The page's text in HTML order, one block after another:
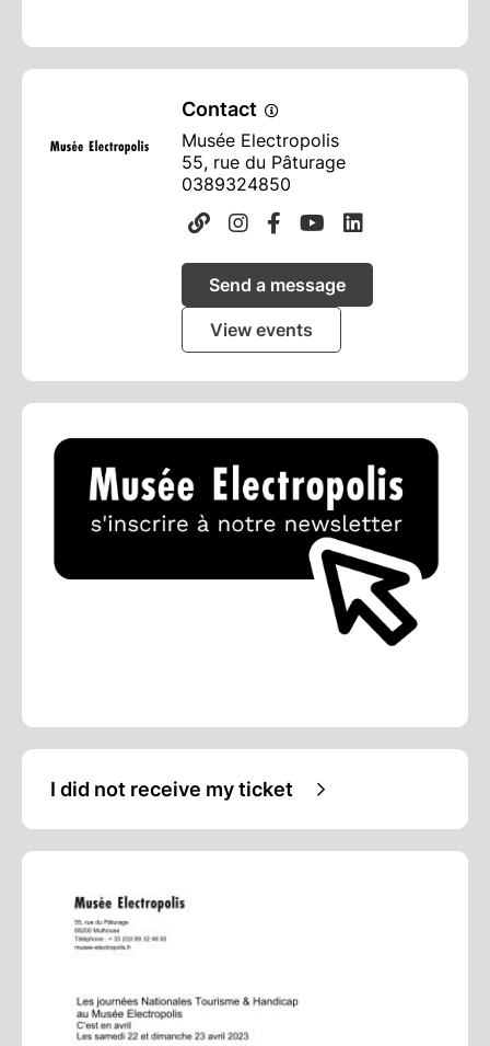
Contact
Musée Electropolis
55, rue du Pâturage
0389324850
Send a message
View events
I did not receive my ticket